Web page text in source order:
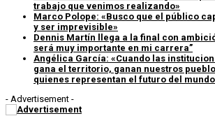
trabajo que venimos realizando»
Marco Polope: «Busco que el público
y ser imprevisible»
Dennis Martín llega a la final con
será muy importante en mi carrera”
Angélica García: «Cuando las
gana el territorio, ganan nuestros
quienes representan el futuro del
- Advertisement -